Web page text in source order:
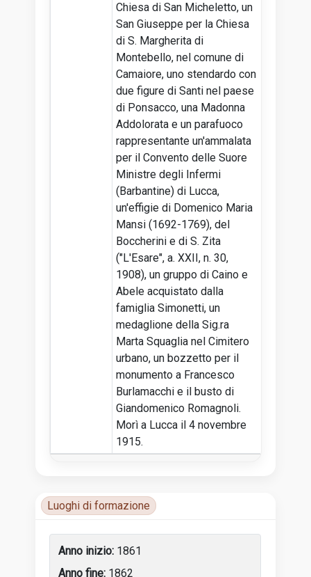
Chiesa di San Micheletto, un
San Giuseppe per la Chiesa
di S. Margherita di
Montebello, nel comune di
Camaiore, uno stendardo con
due figure di Santi nel paese
di Ponsacco, una Madonna
Addolorata e un parafuoco
rappresentante un'ammalata
per il Convento delle Suore
Ministre degli Infermi
(Barbantine) di Lucca,
un'effigie di Domenico Maria
Mansi (1692-1769), del
Boccherini e di S. Zita
("L'Esare", a. XXII, n. 30,
1908), un gruppo di Caino e
Abele acquistato dalla
famiglia Simonetti, un
medaglione della Sig.ra
Marta Squaglia nel Cimitero
urbano, un bozzetto per il
monumento a Francesco
Burlamacchi e il busto di
Giandomenico Romagnoli.
Morì a Lucca il 4 novembre
1915.
Luoghi di formazione
1861
1862